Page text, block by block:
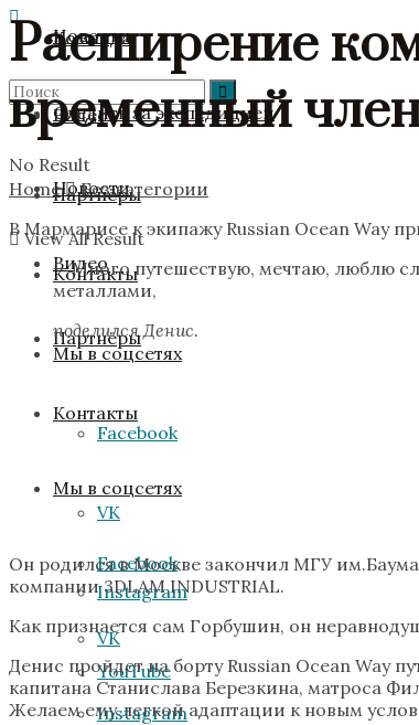
Новости
Видео
Партнёры
Контакты
Мы в соцсетях
Facebook
VK
Instagram
YouTube
Команда
Следить за экспедицией
Новости
Видео
Партнёры
Контакты
Мы в соцсетях
Facebook
VK
Instagram
No Result
View All Result
Расширение
временный
Home
Без категории
В Мармарисе к экипажу Russian Ocean Way
— Много путешествую, мечтаю, люблю
металлами,
поделился Денис.
Он родился в Москве закончил МГУ
компании 3DLAM INDUSTRIAL.
Как признается сам Горбушин, он
Денис пройдет на борту Russian Ocean Way
капитана Станислава Березкина, матроса
Желаем ему легкой адаптации к новым